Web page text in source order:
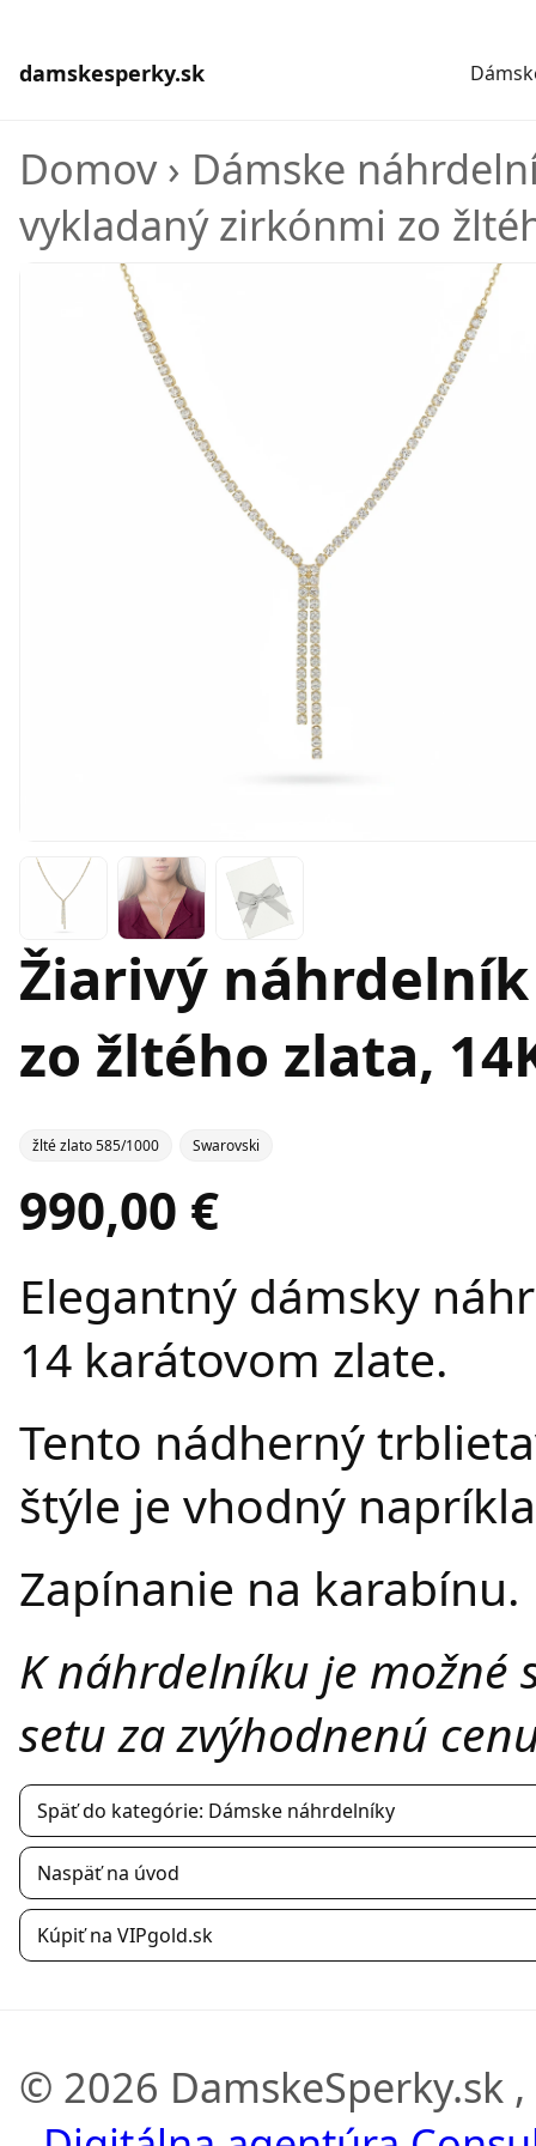
damskesperky.sk
Domov› Dámske
vykladaný zirkónmi zo
Žiarivý
zo žltého zlata,
žlté zlato 585/1000 Swarovski
990,00 €
Elegantný dámsky
14 karátovom zlate.
Tento nádherný
štýle je vhodný
Zapínanie na karabínu.
K náhrdelníku je
setu za zvýhodnenú
Späť do kategórie: Dámske náhrdelníky
Naspäť na úvod
Kúpiť na VIPgold.sk
© 2026 DamskeSperky.sk